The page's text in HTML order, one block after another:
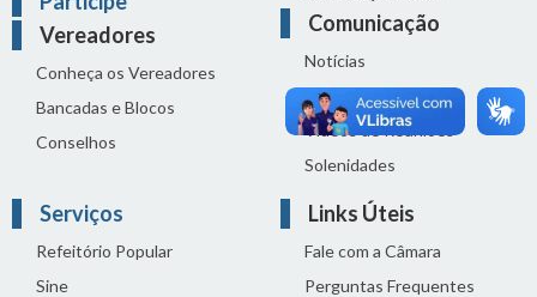
Vereadores
Conheça os Vereadores
Bancadas e Blocos
Conselhos
Comunicação
Notícias
Sala de Imprensa
Vídeos de Reuniões
Solenidades
Serviços
Refeitório Popular
Sine
Links Úteis
Fale com a Câmara
Perguntas Frequentes